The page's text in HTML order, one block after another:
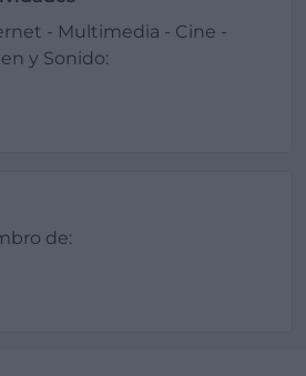
- Multimedia - Cine -
y Sonido:
de: